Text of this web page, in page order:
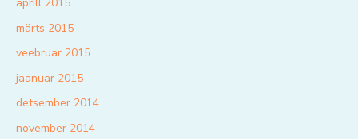
aprill 2015
märts 2015
veebruar 2015
jaanuar 2015
detsember 2014
november 2014